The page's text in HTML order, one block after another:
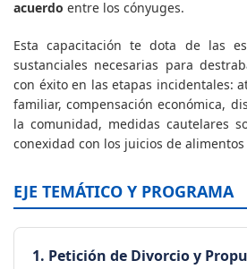
acuerdo entre los cónyuges.
Esta capacitación te dota de las
sustanciales necesarias para
con éxito en las etapas incidentales:
familiar, compensación económica,
la comunidad, medidas cautelares
conexidad con los juicios de
EJE TEMÁTICO Y PROGRAMA
1. Petición de Divorcio y